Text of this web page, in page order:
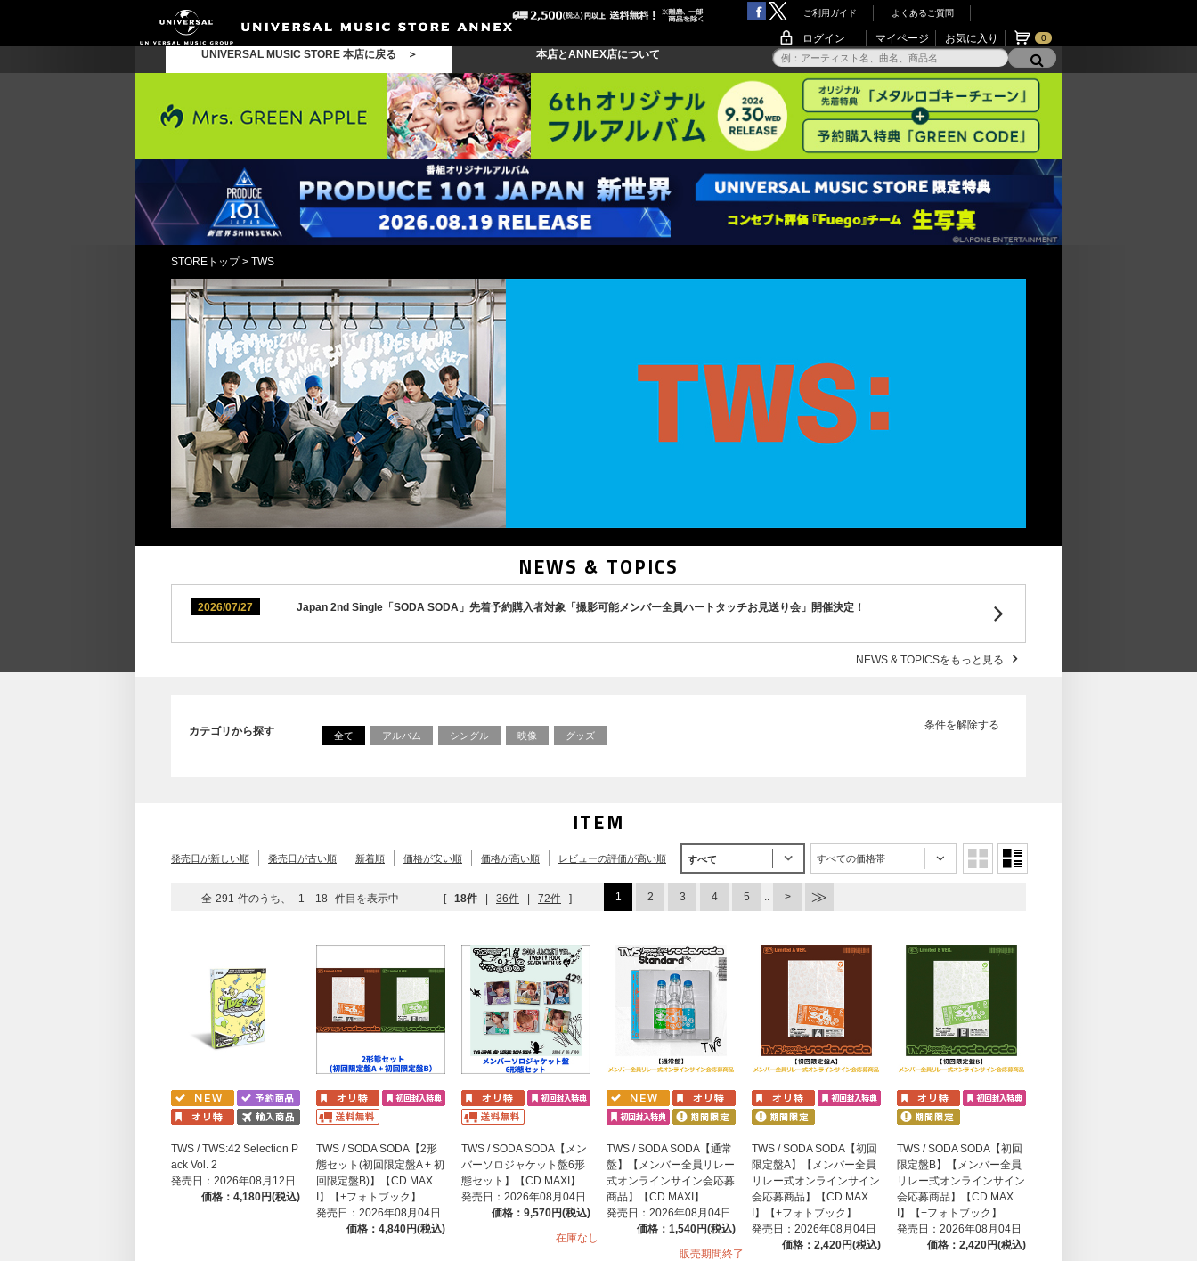
ご利用ガイド よくあるご質問
ログイン マイページ お気に入り 0
UNIVERSAL MUSIC STORE 本店に戻る ＞ 本店とANNEX店について
STOREトップ> TWS
NEWS & TOPICS
2026/07/27 Japan 2nd Single「SODA SODA」先着予約購入者対象「撮影可能メンバー全員ハートタッチお見送り会」開催決定！
NEWS & TOPICSをもっと見る
条件を解除する
カテゴリから探す 全て アルバム シングル 映像 グッズ
ITEM
発売日が新しい順 発売日が古い順 新着順 価格が安い順 価格が高い順 レビューの評価が高い順 すべて すべての価格帯
全 291 件のうち、 1 - 18 件目を表示中 [ 18件 | 36件 | 72件 ] 1 2 3 4 5
TWS / TWS:42 Selection P
ack Vol. 2
発売日：2026年08月12日
価格：4,180円(税込)
TWS / SODA SODA【2形
態セット(初回限定盤A + 初
回限定盤B)】【CD MAX
I】【+フォトブック】
発売日：2026年08月04日
価格：4,840円(税込)
TWS / SODA SODA【メン
バーソロジャケット盤6形
態セット】【CD MAXI】
発売日：2026年08月04日
価格：9,570円(税込)
在庫なし
TWS / SODA SODA【通常
盤】【メンバー全員リレー
式オンラインサイン会応募
商品】【CD MAXI】
発売日：2026年08月04日
価格：1,540円(税込)
販売期間終了
TWS / SODA SODA【初回
限定盤A】【メンバー全員
リレー式オンラインサイン
会応募商品】【CD MAX
I】【+フォトブック】
発売日：2026年08月04日
価格：2,420円(税込)
TWS / SODA SODA【初回
限定盤B】【メンバー全員
リレー式オンラインサイン
会応募商品】【CD MAX
I】【+フォトブック】
発売日：2026年08月04日
価格：2,420円(税込)